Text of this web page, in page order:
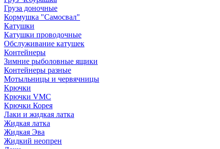
Груза доночные
Кормушка "Самосвал"
Катушки
Катушки проводочные
Обслуживание катушек
Контейнеры
Зимние рыболовные ящики
Контейнеры разные
Мотыльницы и червячницы
Крючки
Крючки VMC
Крючки Корея
Лаки и жидкая латка
Жидкая латка
Жидкая Эва
Жидкий неопрен